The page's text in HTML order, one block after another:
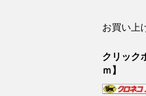
お買い上
クリック
ｍ】